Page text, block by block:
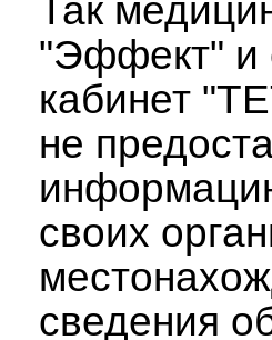
Так
"Эффект" и
кабинет
не
своих
сведения